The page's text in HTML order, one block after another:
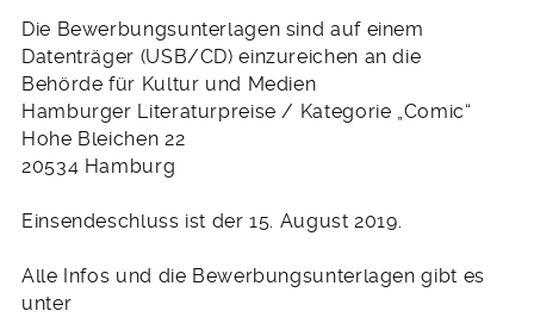
Die Bewerbungsunterlagen sind auf einem
Datenträger (USB/CD) einzureichen an die
Behörde für Kultur und Medien
Hamburger Literaturpreise / Kategorie „Comic“
Hohe Bleichen 22
20534 Hamburg
Einsendeschluss ist der 15. August 2019.
Alle Infos und die Bewerbungsunterlagen gibt es
unter